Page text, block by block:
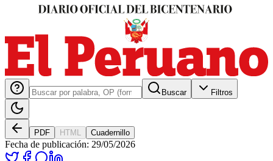
Buscar Filtros
PDF HTML Cuadernillo
Fecha de publicación: 29/05/2026